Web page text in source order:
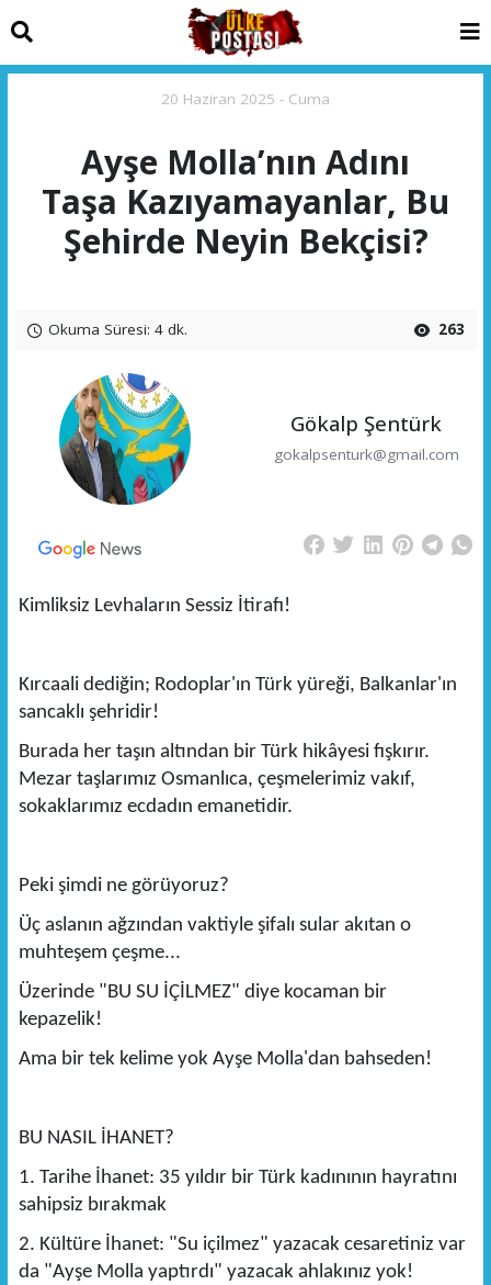
20 Haziran 2025 - Cuma
Ayşe Molla’nın Adını
Taşa Kazıyamayanlar, Bu
Şehirde Neyin Bekçisi?
Okuma Süresi: 4 dk. 263
Gökalp Şentürk
gokalpsenturk@gmail.com
Kimliksiz Levhaların Sessiz İtirafı!
Kırcaali dediğin; Rodoplar'ın Türk yüreği, Balkanlar'ın
sancaklı şehridir!
Burada her taşın altından bir Türk hikâyesi fışkırır.
Mezar taşlarımız Osmanlıca, çeşmelerimiz vakıf,
sokaklarımız ecdadın emanetidir.
Peki şimdi ne görüyoruz?
Üç aslanın ağzından vaktiyle şifalı sular akıtan o
muhteşem çeşme...
Üzerinde "BU SU İÇİLMEZ" diye kocaman bir
kepazelik!
Ama bir tek kelime yok Ayşe Molla'dan bahseden!
BU NASIL İHANET?
1. Tarihe İhanet: 35 yıldır bir Türk kadınının hayratını
sahipsiz bırakmak
2. Kültüre İhanet: "Su içilmez" yazacak cesaretiniz var
da "Ayşe Molla yaptırdı" yazacak ahlakınız yok!